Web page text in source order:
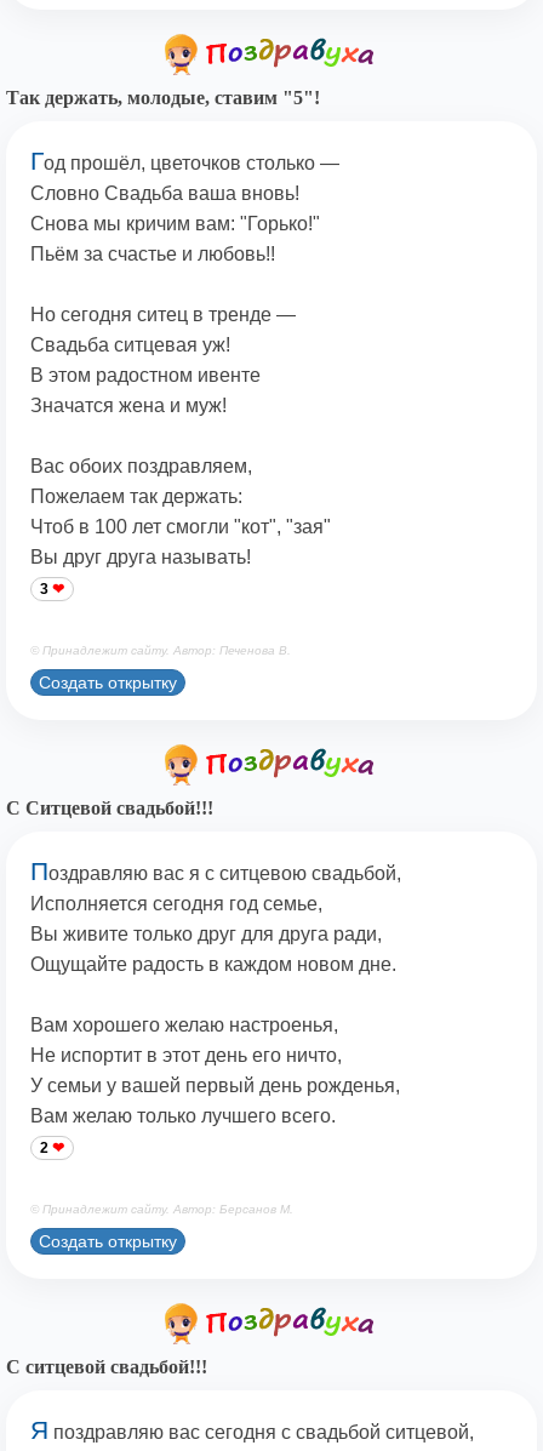
Так держать, молодые, ставим "5"!
Год прошёл, цветочков столько —
Словно Свадьба ваша вновь!
Снова мы кричим вам: "Горько!"
Пьём за счастье и любовь!!
Но сегодня ситец в тренде —
Свадьба ситцевая уж!
В этом радостном ивенте
Значатся жена и муж!
Вас обоих поздравляем,
Пожелаем так держать:
Чтоб в 100 лет смогли "кот", "зая"
Вы друг друга называть!
3
© Принадлежит сайту. Автор: Печенова В.
Создать открытку
С Ситцевой свадьбой!!!
Поздравляю вас я с ситцевою свадьбой,
Исполняется сегодня год семье,
Вы живите только друг для друга ради,
Ощущайте радость в каждом новом дне.
Вам хорошего желаю настроенья,
Не испортит в этот день его ничто,
У семьи у вашей первый день рожденья,
Вам желаю только лучшего всего.
2
© Принадлежит сайту. Автор: Берсанов М.
Создать открытку
С ситцевой свадьбой!!!
Я поздравляю вас сегодня с свадьбой ситцевой,